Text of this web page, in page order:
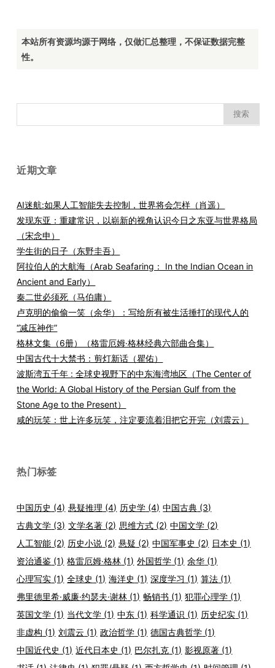
本站所有资源均源于网络，仅做汇总整理，不保证数据完整
性。
索：
近期文章
AI迷航:如果人工智能失去控制，世界将会怎样（肖遥）
发现东亚：重建常识，以崭新的视角认识今日之东亚与世界格局
（宋念申）
学生街的日子（东野圭吾）
阿拉伯人的大航海（Arab Seafaring： In the Indian Ocean in
Ancient and Early）
秦二世必须死（马伯庸）
卢克明的偷偷一笑（余华）：写给所有被生活捶打的现代人的
“减压神作”
格林文集（6册）（格雷厄姆·格林经典六部曲合集）
中国古代十大禁书：剪灯新话（瞿佑）
波斯湾五千年 : 全球史视野下的中东海湾地区（The Center of
the World: A Global History of the Persian Gulf from the
Stone Age to the Present）
咸的玩笑：世上许多玩笑，注定要流着泪把它开完（刘震云）
热门标签
中国历史 (4) 悬疑推理 (4) 历史学 (4) 中国古典 (3)
古典文学 (3) 文学名著 (2) 思维方式 (2) 中国文学 (2)
人工智能 (2) 历史小说 (2) 悬疑 (2) 中国军事史 (2) 日本史 (1)
资治通鉴 (1) 格雷厄姆·格林 (1) 外国哲学 (1) 余华 (1)
心理写实 (1) 全球史 (1) 海洋史 (1) 深度学习 (1) 算法 (1)
弗里德里希·威廉·约瑟夫·谢林 (1) 畅销书 (1) 犯罪心理学 (1)
英国文学 (1) 当代文学 (1) 中东 (1) 科学通识 (1) 历史纪实 (1)
非虚构 (1) 刘震云 (1) 政治哲学 (1) 德国古典哲学 (1)
中国近代史 (1) 近代日本史 (1) 巴尔扎克 (1) 影视原著 (1)